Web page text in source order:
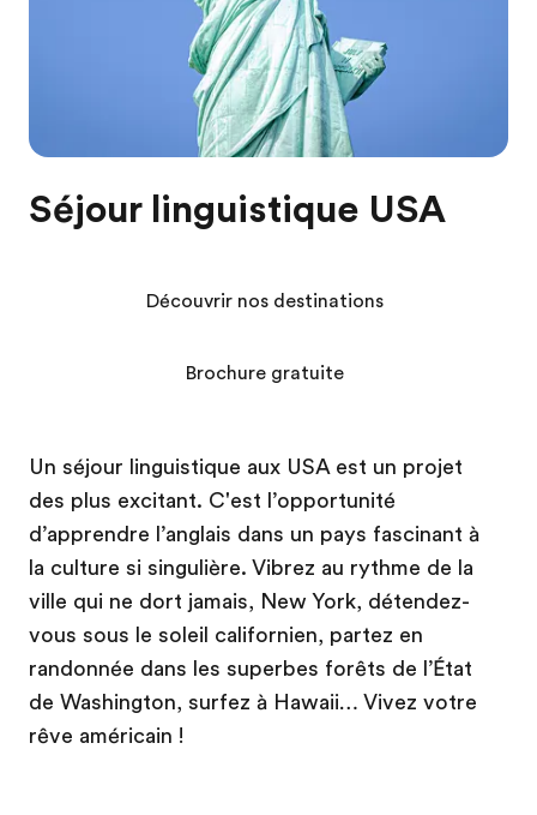
Séjour linguistique USA
Un séjour linguistique aux USA est un projet
des plus excitant. C'est l’opportunité
d’apprendre l’anglais dans un pays fascinant à
la culture si singulière. Vibrez au rythme de la
ville qui ne dort jamais, New York, détendez-
vous sous le soleil californien, partez en
randonnée dans les superbes forêts de l’État
de Washington, surfez à Hawaii… Vivez votre
rêve américain !
Découvrir nos destinations
Brochure gratuite